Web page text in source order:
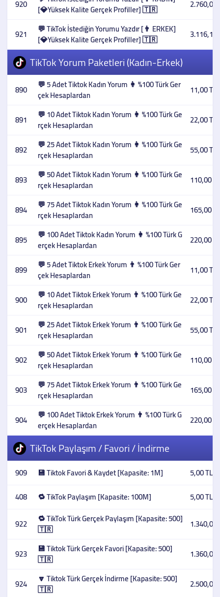
920 [💎Yüksek Kalite Gerçek Profiller] 🇹🇷 2.760,00
921 💬 TikTok İstediğin Yorumu Yazdır [👨 ERKEK]
[💎Yüksek Kalite Gerçek Profiller] 🇹🇷 3.116,10
TikTok Yorum Paketleri (Kadın-Erkek)
890 💬 5 Adet Tiktok Kadın Yorum 👩 %100 Türk Ger
çek Hesaplardan 11,00 TL
891 💬 10 Adet Tiktok Kadın Yorum 👩 %100 Türk Ge
rçek Hesaplardan 22,00 TL
892 💬 25 Adet Tiktok Kadın Yorum 👩 %100 Türk Ge
rçek Hesaplardan 55,00 TL
893 💬 50 Adet Tiktok Kadın Yorum 👩 %100 Türk Ge
rçek Hesaplardan 110,00 TL
894 💬 75 Adet Tiktok Kadın Yorum 👩 %100 Türk Ge
rçek Hesaplardan 165,00 TL
895 💬 100 Adet Tiktok Kadın Yorum 👩 %100 Türk G
erçek Hesaplardan 220,00 TL
899 💬 5 Adet Tiktok Erkek Yorum 👨 %100 Türk Ger
çek Hesaplardan 11,00 TL
900 💬 10 Adet Tiktok Erkek Yorum 👨 %100 Türk Ge
rçek Hesaplardan 22,00 TL
901 💬 25 Adet Tiktok Erkek Yorum 👨 %100 Türk Ge
rçek Hesaplardan 55,00 TL
902 💬 50 Adet Tiktok Erkek Yorum 👨 %100 Türk Ge
rçek Hesaplardan 110,00 TL
903 💬 75 Adet Tiktok Erkek Yorum 👨 %100 Türk Ge
rçek Hesaplardan 165,00 TL
904 💬 100 Adet Tiktok Erkek Yorum 👨 %100 Türk G
erçek Hesaplardan 220,00 TL
TikTok Paylaşım / Favori / İndirme
909 💾 Tiktok Favori & Kaydet [Kapasite: 1M]
5,00 TL
408
🔁 TikTok Paylaşım [Kapasite: 100M]
5,00 TL
922
🔁 TikTok Türk Gerçek Paylaşım [Kapasite: 500]
🇹🇷 1.340,00
923 💾 Tiktok Türk Gerçek Favori [Kapasite: 500]
🇹🇷 1.360,00
924 🔽 Tiktok Türk Gerçek İndirme [Kapasite: 500]
🇹🇷 2.500,00